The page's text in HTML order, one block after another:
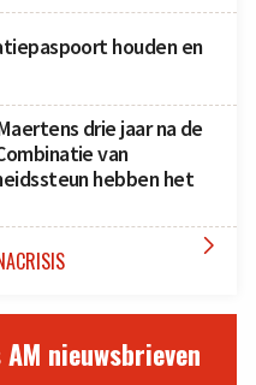
houden en
drie jaar na de
van
hebben het

nieuwsbrieven